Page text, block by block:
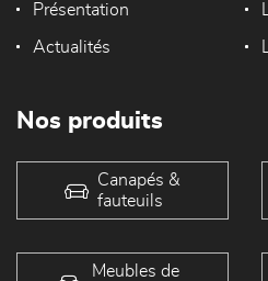
Présentation
Actualités
Nos produits
Canapés &
fauteuils
Meubles de